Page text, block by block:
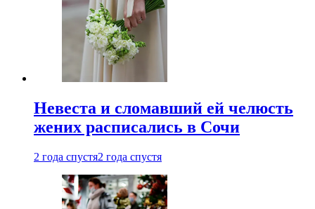
Невеста и сломавший ей челюсть
жених расписались в Сочи
2 года спустя2 года спустя